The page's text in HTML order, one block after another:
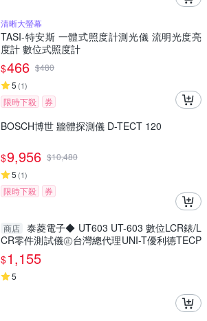
清晰大螢幕
TASI-特安斯 一體式照度計測光儀 流明光度亮
度計 數位式照度計
$466 $480
5 (1)
限時下殺 券
BOSCH博世 牆體探測儀 D-TECT 120
$9,956 $10,480
5 (1)
限時下殺 券
商店 泰菱電子◆ UT603 UT-603 數位LCR錶/L
CR零件測試儀㊣台灣總代理UNI-T優利德TECP
EL
$1,155
5